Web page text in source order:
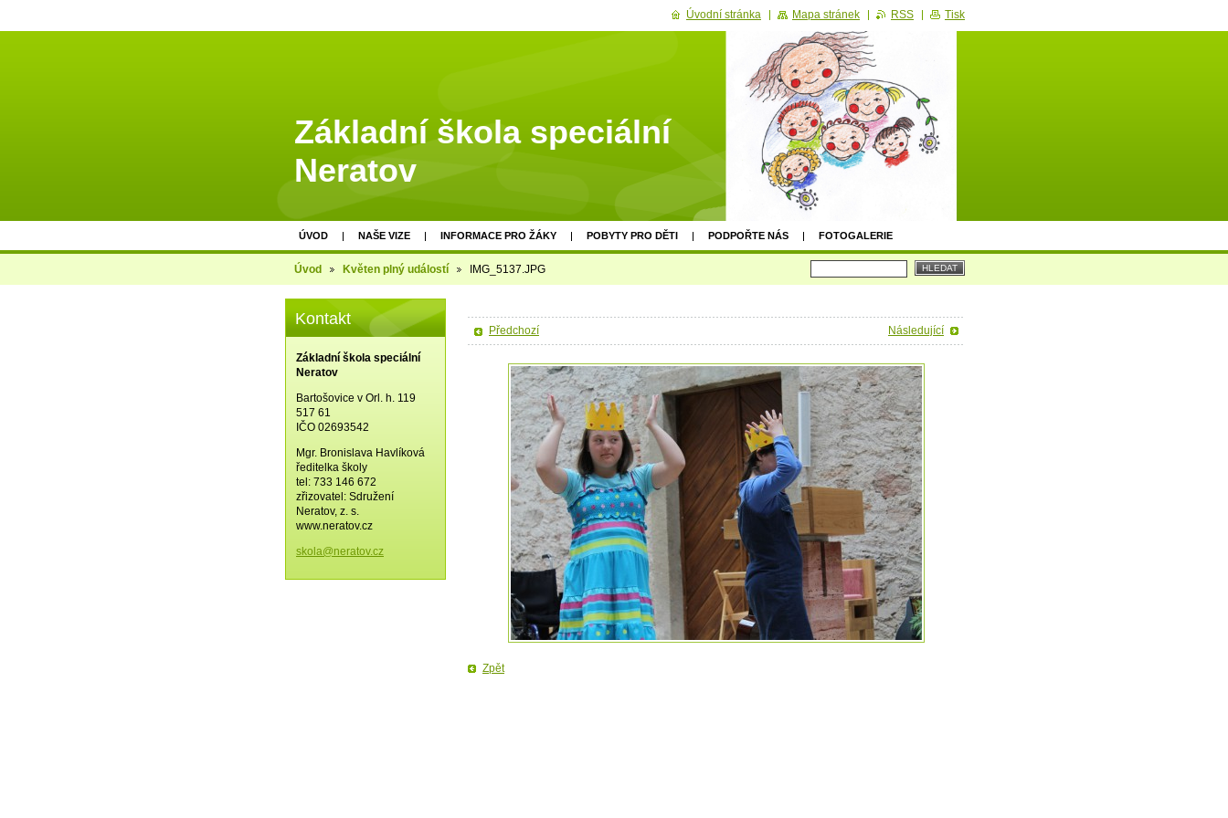
Základní škola speciální
Neratov
ÚVOD NAŠE VIZE INFORMACE PRO ŽÁKY POBYTY PRO DĚTI PODPOŘTE NÁS FOTOGALERIE
Úvod Květen plný událostí IMG_5137.JPG
Předchozí Následující
Zpět
Kontakt
Základní škola speciální
Neratov
Bartošovice v Orl. h. 119
517 61
IČO 02693542
Mgr. Bronislava Havlíková
ředitelka školy
tel: 733 146 672
zřizovatel: Sdružení
Neratov, z. s.
www.neratov.cz
skola@neratov.cz
Úvodní stránka Mapa stránek RSS Tisk